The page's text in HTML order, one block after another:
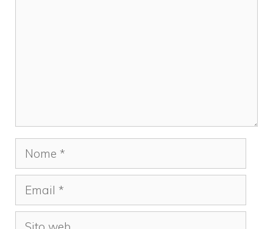
Nome
Email
Sito